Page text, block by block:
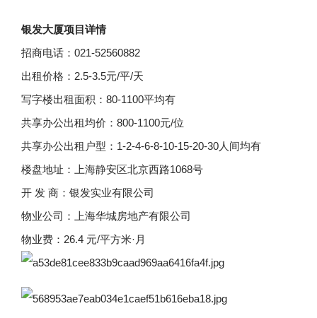
银发大厦项目详情
招商电话：021-52560882
出租价格：2.5-3.5元/平/天
写字楼出租面积：80-1100平均有
共享办公出租均价：800-1100元/位
共享办公出租户型：1-2-4-6-8-10-15-20-30人间均有
楼盘地址：上海静安区北京西路1068号
开 发 商：银发实业有限公司
物业公司：上海华城房地产有限公司
物业费：26.4 元/平方米·月